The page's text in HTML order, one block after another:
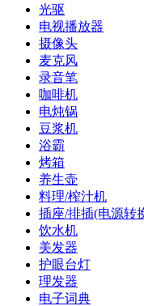
光驱
电视播放器
摄像头
麦克风
录音笔
咖啡机
电炖锅
豆浆机
浴霸
烤箱
养生壶
料理/榨汁机
插座/排插(电源转
饮水机
美发器
护眼台灯
理发器
电子词典